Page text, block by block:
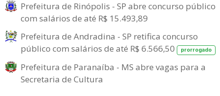
Prefeitura de Rinópolis - SP abre concurso público
com salários de até R$ 15.493,89
Prefeitura de Andradina - SP retifica concurso
público com salários de até R$ 6.566,50
prorrogado
Prefeitura de Paranaíba - MS abre vagas para a
Secretaria de Cultura